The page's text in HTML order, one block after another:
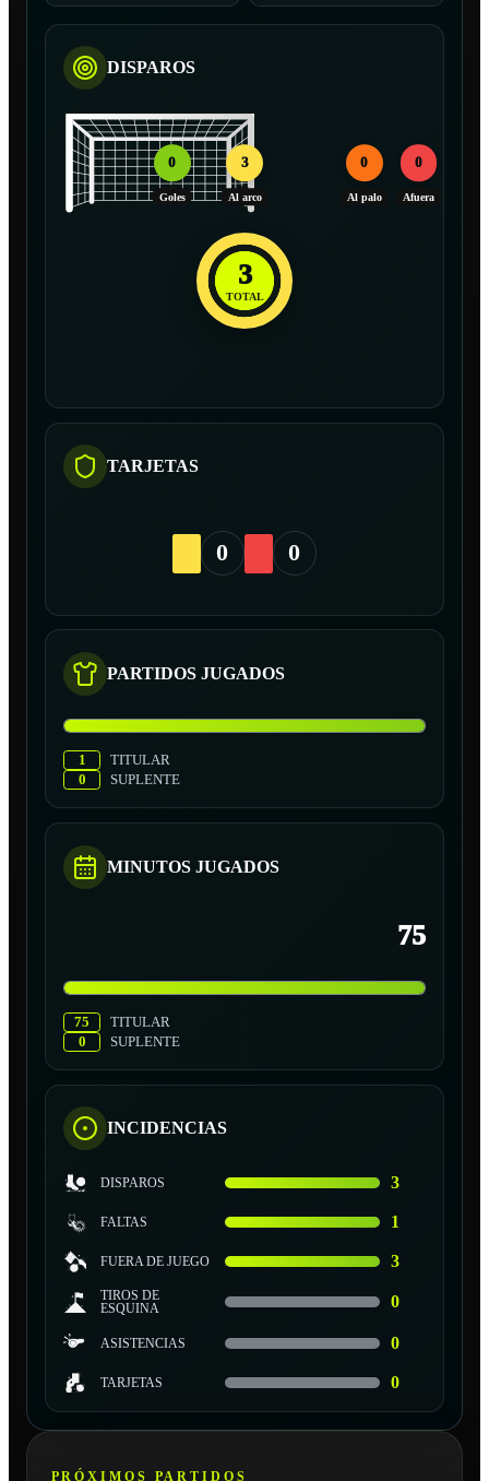
DISPAROS
0
Goles
3
Al arco
0
Al palo
0
Afuera
3
TOTAL
TARJETAS
0 0
PARTIDOS JUGADOS
1
TITULAR
0
SUPLENTE
MINUTOS JUGADOS
75
75
TITULAR
0
SUPLENTE
INCIDENCIAS
DISPAROS 3
FALTAS 1
FUERA DE JUEGO 3
TIROS DE
ESQUINA
0
ASISTENCIAS 0
TARJETAS 0
PRÓXIMOS PARTIDOS